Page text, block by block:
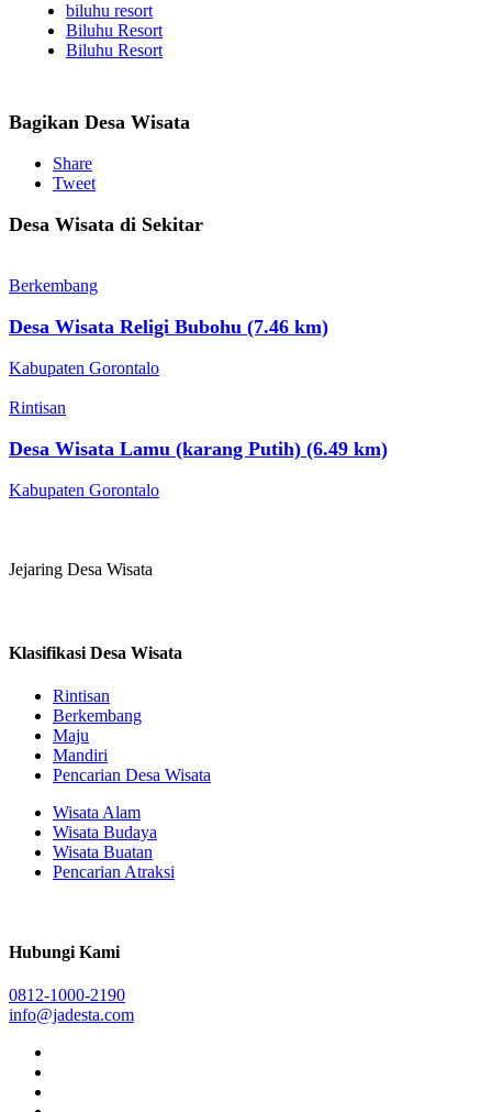
biluhu resort
Biluhu Resort
Biluhu Resort
Bagikan Desa Wisata
Share
Tweet
Desa Wisata di Sekitar
Berkembang
Desa Wisata Religi Bubohu (7.46 km)
Kabupaten Gorontalo
Rintisan
Desa Wisata Lamu (karang Putih) (6.49 km)
Kabupaten Gorontalo
Jejaring Desa Wisata
Klasifikasi Desa Wisata
Rintisan
Berkembang
Maju
Mandiri
Pencarian Desa Wisata
Wisata Alam
Wisata Budaya
Wisata Buatan
Pencarian Atraksi
Hubungi Kami
0812-1000-2190
info@jadesta.com